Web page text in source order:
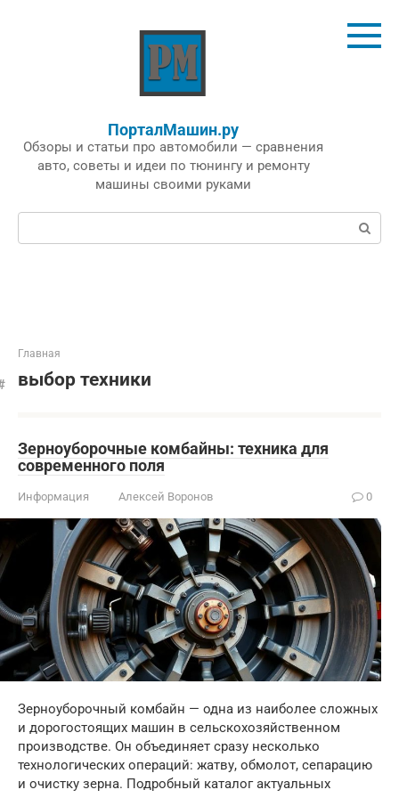
ПорталМашин.ру
Обзоры и статьи про автомобили — сравнения
авто, советы и идеи по тюнингу и ремонту
машины своими руками
Поиск:
Главная
выбор техники
Зерноуборочные комбайны: техника для
современного поля
Информация Алексей Воронов 0
Зерноуборочный комбайн — одна из наиболее сложных
и дорогостоящих машин в сельскохозяйственном
производстве. Он объединяет сразу несколько
технологических операций: жатву, обмолот, сепарацию
и очистку зерна. Подробный каталог актуальных